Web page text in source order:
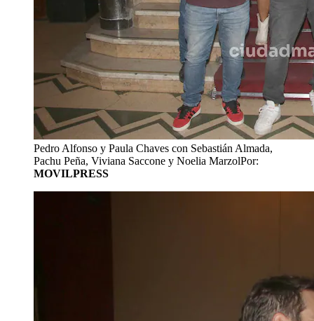
Pedro Alfonso y Paula Chaves con Sebastián Almada,
Pachu Peña, Viviana Saccone y Noelia MarzolPor:
MOVILPRESS